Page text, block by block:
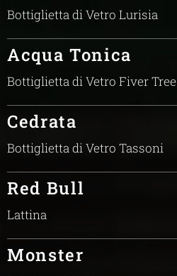
Bottiglietta di Vetro Lurisia
Acqua Tonica
Bottiglietta di Vetro Fiver Tree
Cedrata
Bottiglietta di Vetro Tassoni
Red Bull
Lattina
Monster